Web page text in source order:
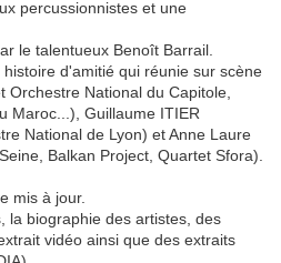
percussionnistes et une
le talentueux Benoît Barrail.
d'amitié qui réunie sur scène
Orchestre National du Capitole,
Maroc...), Guillaume ITIER
National de Lyon) et Anne Laure
Balkan Project, Quartet Sfora).
mis à jour.
la biographie des artistes, des
vidéo ainsi que des extraits